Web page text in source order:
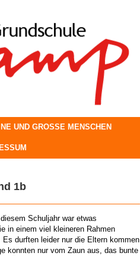
UND GROSSE MENSCHEN
1b
Schuljahr war etwas
in einem viel kleineren Rahmen
durften leider nur die Eltern kommen
konnten nur vom Zaun aus, das bunte